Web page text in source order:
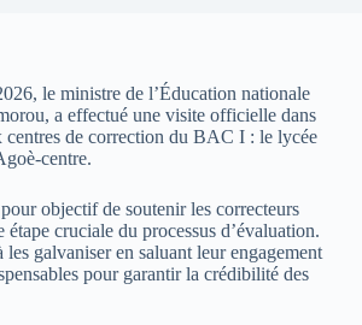
le ministre de l’Éducation nationale
a effectué une visite officielle dans
centres de correction du BAC I : le lycée
centre.
objectif de soutenir les correcteurs
étape cruciale du processus d’évaluation.
galvaniser en saluant leur engagement
pour garantir la crédibilité des